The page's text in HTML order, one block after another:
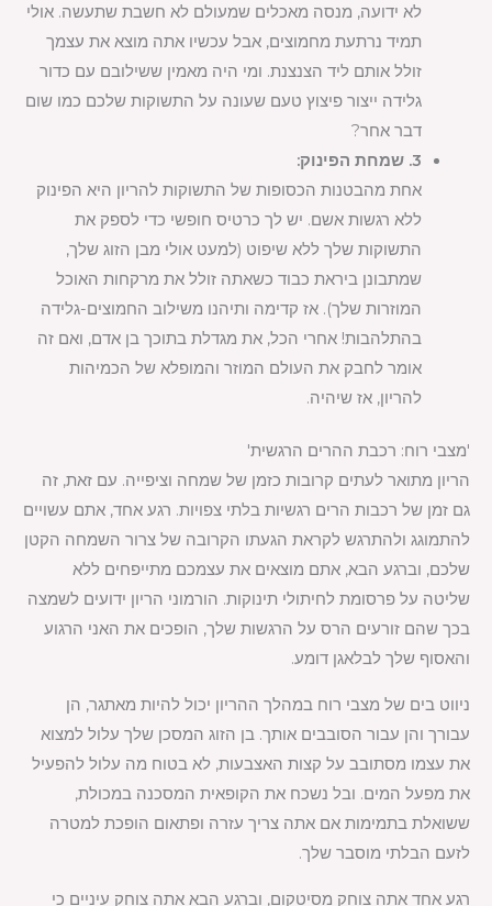
לא ידועה, מנסה מאכלים שמעולם לא חשבת שתעשה. אולי
תמיד נרתעת מחמוצים, אבל עכשיו אתה מוצא את עצמך
זולל אותם ליד הצנצנת. ומי היה מאמין ששילובם עם כדור
גלידה ייצור פיצוץ טעם שעונה על התשוקות שלכם כמו שום
דבר אחר?
3. שמחת הפינוק:
אחת מהבטנות הכסופות של התשוקות להריון היא הפינוק
ללא רגשות אשם. יש לך כרטיס חופשי כדי לספק את
התשוקות שלך ללא שיפוט (למעט אולי מבן הזוג שלך,
שמתבונן ביראת כבוד כשאתה זולל את מרקחות האוכל
המוזרות שלך). אז קדימה ותיהנו משילוב החמוצים-גלידה
בהתלהבות! אחרי הכל, את מגדלת בתוכך בן אדם, ואם זה
אומר לחבק את העולם המוזר והמופלא של הכמיהות
להריון, אז שיהיה.
'מצבי רוח: רכבת ההרים הרגשית'
הריון מתואר לעתים קרובות כזמן של שמחה וציפייה. עם זאת, זה
גם זמן של רכבות הרים רגשיות בלתי צפויות. רגע אחד, אתם עשויים
להתמוגג ולהתרגש לקראת הגעתו הקרובה של צרור השמחה הקטן
שלכם, וברגע הבא, אתם מוצאים את עצמכם מתייפחים ללא
שליטה על פרסומת לחיתולי תינוקות. הורמוני הריון ידועים לשמצה
בכך שהם זורעים הרס על הרגשות שלך, הופכים את האני הרגוע
והאסוף שלך לבלאגן דומע.
ניווט בים של מצבי רוח במהלך ההריון יכול להיות מאתגר, הן
עבורך והן עבור הסובבים אותך. בן הזוג המסכן שלך עלול למצוא
את עצמו מסתובב על קצות האצבעות, לא בטוח מה עלול להפעיל
את מפעל המים. ובל נשכח את הקופאית המסכנה במכולת,
ששואלת בתמימות אם אתה צריך עזרה ופתאום הופכת למטרה
לזעם הבלתי מוסבר שלך.
רגע אחד אתה צוחק מסיטקום, וברגע הבא אתה צוחק עיניים כי